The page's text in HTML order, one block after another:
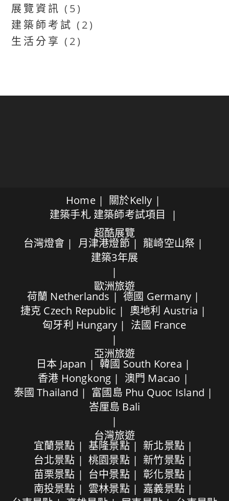
展覽資訊 (5)
建築師考試 (2)
生活分享 (2)
Home
關於Kelly
建築手札 建築師考試項目
超酷展覽
台灣燈會 月津港燈節
龍崎空山祭
建築3年展
歐洲旅遊
荷蘭 Netherlands
德國 Germany
捷克 Czech Republic
奧地利 Austria
匈牙利 Hungary
法國 France
亞洲旅遊
日本 Japan
韓國 South Korea
香港 Hongkong
澳門 Macao
泰國 Thailand
富國島 Phu Quoc Island
峇厘島 Bali
台灣旅遊
宜蘭景點 基隆景點
新北景點
台北景點
桃園景點
新竹景點
苗栗景點
台中景點
彰化景點
南投景點
雲林景點
嘉義景點